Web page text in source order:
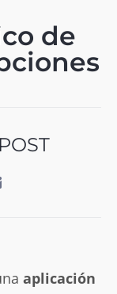
de
aplicación